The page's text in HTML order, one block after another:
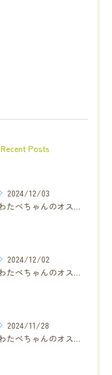
Recent Posts
2024/12/03
わたべちゃんのオススメ厳選物件✨
2024/12/02
わたべちゃんのオススメ厳選物件✨
2024/11/28
わたべちゃんのオススメ厳選物件✨